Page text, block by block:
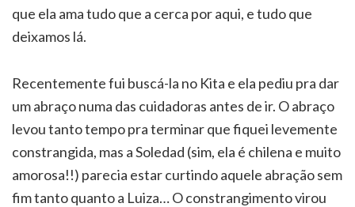
que ela ama tudo que a cerca por aqui, e tudo que
deixamos lá.
Recentemente fui buscá-la no Kita e ela pediu pra dar
um abraço numa das cuidadoras antes de ir. O abraço
levou tanto tempo pra terminar que fiquei levemente
constrangida, mas a Soledad (sim, ela é chilena e muito
amorosa!!) parecia estar curtindo aquele abração sem
fim tanto quanto a Luiza… O constrangimento virou